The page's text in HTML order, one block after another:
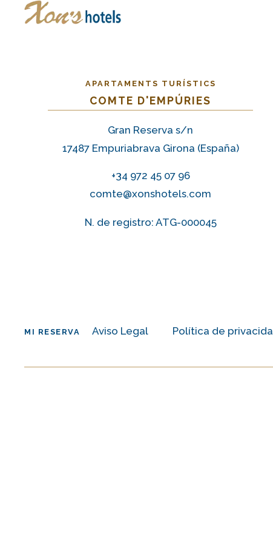
APARTAMENTS TURÍSTICS
COMTE D'EMPÚRIES
Gran Reserva s/n
17487 Empuriabrava Girona (España)
+34 972 45 07 96
comte@xonshotels.com
N. de registro: ATG-000045
MI RESERVA Aviso Legal Política de